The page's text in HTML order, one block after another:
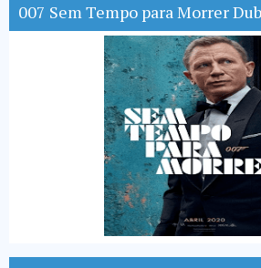
007 Sem Tempo para Morrer